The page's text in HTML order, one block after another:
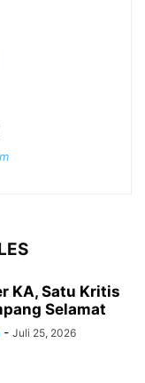
KA, Satu Kritis
Selamat
- Juli 25, 2026